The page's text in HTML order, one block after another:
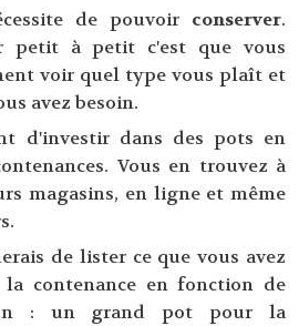
de pouvoir conserver.
petit à petit c'est que vous
voir quel type vous plaît et
avez besoin.
d'investir dans des pots en
Vous en trouvez à
magasins, en ligne et même
de lister ce que vous avez
contenance en fonction de
: un grand pot pour la